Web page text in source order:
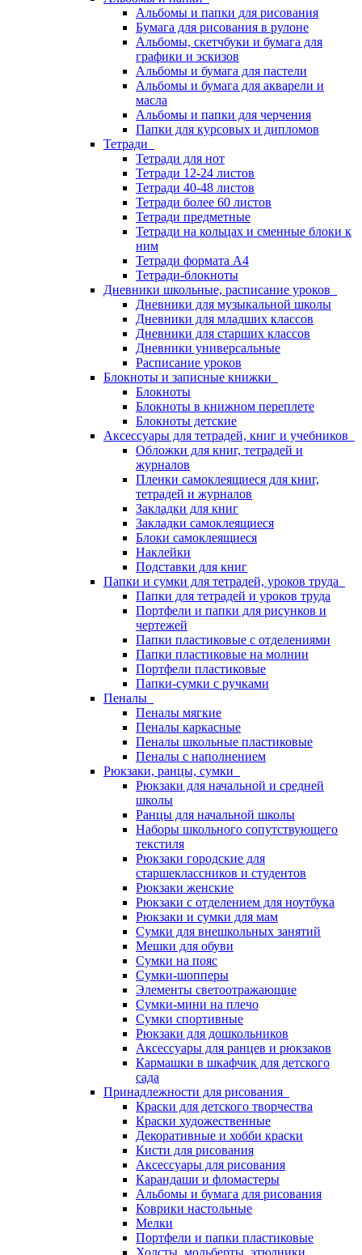
Альбомы и папки для рисования
Бумага для рисования в рулоне
Альбомы, скетчбуки и бумага для
графики и эскизов
Альбомы и бумага для пастели
Альбомы и бумага для акварели и
масла
Альбомы и папки для черчения
Папки для курсовых и дипломов
Тетради
Тетради для нот
Тетради 12-24 листов
Тетради 40-48 листов
Тетради более 60 листов
Тетради предметные
Тетради на кольцах и сменные блоки к
ним
Тетради формата А4
Тетради-блокноты
Дневники школьные, расписание уроков
Дневники для музыкальной школы
Дневники для младших классов
Дневники для старших классов
Дневники универсальные
Расписание уроков
Блокноты и записные книжки
Блокноты
Блокноты в книжном переплете
Блокноты детские
Аксессуары для тетрадей, книг и учебников
Обложки для книг, тетрадей и
журналов
Пленки самоклеящиеся для книг,
тетрадей и журналов
Закладки для книг
Закладки самоклеящиеся
Блоки самоклеящиеся
Наклейки
Подставки для книг
Папки и сумки для тетрадей, уроков труда
Папки для тетрадей и уроков труда
Портфели и папки для рисунков и
чертежей
Папки пластиковые с отделениями
Папки пластиковые на молнии
Портфели пластиковые
Папки-сумки с ручками
Пеналы
Пеналы мягкие
Пеналы каркасные
Пеналы школьные пластиковые
Пеналы с наполнением
Рюкзаки, ранцы, сумки
Рюкзаки для начальной и средней
школы
Ранцы для начальной школы
Наборы школьного сопутствующего
текстиля
Рюкзаки городские для
старшеклассников и студентов
Рюкзаки женские
Рюкзаки с отделением для ноутбука
Рюкзаки и сумки для мам
Сумки для внешкольных занятий
Мешки для обуви
Сумки на пояс
Сумки-шопперы
Элементы светоотражающие
Сумки-мини на плечо
Сумки спортивные
Рюкзаки для дошкольников
Аксессуары для ранцев и рюкзаков
Кармашки в шкафчик для детского
сада
Принадлежности для рисования
Краски для детского творчества
Краски художественные
Декоративные и хобби краски
Кисти для рисования
Аксессуары для рисования
Карандаши и фломастеры
Альбомы и бумага для рисования
Коврики настольные
Мелки
Портфели и папки пластиковые
Холсты, мольберты, этюдники,